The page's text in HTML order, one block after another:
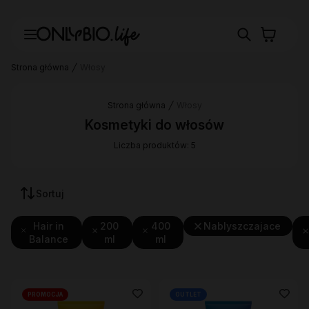
Strona główna
Strona główna
Kosmetyki do włosów
Liczba produktów: 5
Sortuj
Hair in
Balance
200
ml
400
ml
Nablyszczajace
PROMOCJA OUTLET